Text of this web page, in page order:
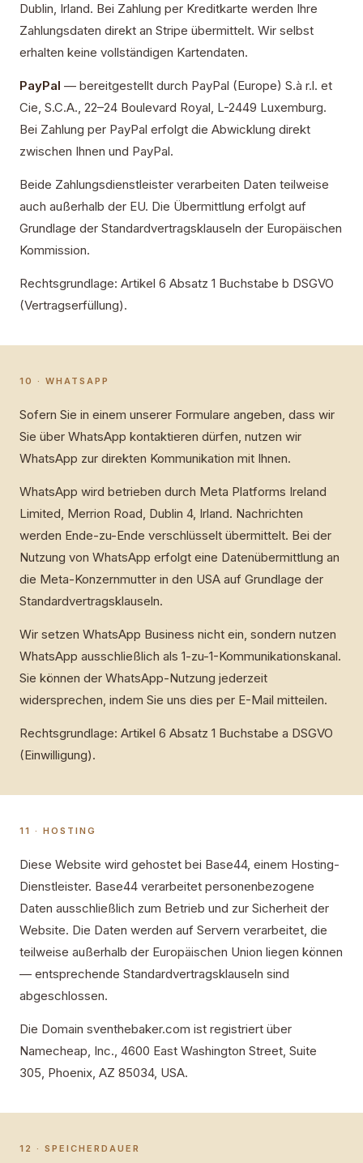
Dublin, Irland. Bei Zahlung per Kreditkarte werden Ihre
Zahlungsdaten direkt an Stripe übermittelt. Wir selbst
erhalten keine vollständigen Kartendaten.
PayPal — bereitgestellt durch PayPal (Europe) S.à r.l. et
Cie, S.C.A., 22–24 Boulevard Royal, L-2449 Luxemburg.
Bei Zahlung per PayPal erfolgt die Abwicklung direkt
zwischen Ihnen und PayPal.
Beide Zahlungsdienstleister verarbeiten Daten teilweise
auch außerhalb der EU. Die Übermittlung erfolgt auf
Grundlage der Standardvertragsklauseln der Europäischen
Kommission.
Rechtsgrundlage: Artikel 6 Absatz 1 Buchstabe b DSGVO
(Vertragserfüllung).
10 · WHATSAPP
Sofern Sie in einem unserer Formulare angeben, dass wir
Sie über WhatsApp kontaktieren dürfen, nutzen wir
WhatsApp zur direkten Kommunikation mit Ihnen.
WhatsApp wird betrieben durch Meta Platforms Ireland
Limited, Merrion Road, Dublin 4, Irland. Nachrichten
werden Ende-zu-Ende verschlüsselt übermittelt. Bei der
Nutzung von WhatsApp erfolgt eine Datenübermittlung an
die Meta-Konzernmutter in den USA auf Grundlage der
Standardvertragsklauseln.
Wir setzen WhatsApp Business nicht ein, sondern nutzen
WhatsApp ausschließlich als 1-zu-1-Kommunikationskanal.
Sie können der WhatsApp-Nutzung jederzeit
widersprechen, indem Sie uns dies per E-Mail mitteilen.
Rechtsgrundlage: Artikel 6 Absatz 1 Buchstabe a DSGVO
(Einwilligung).
11 · HOSTING
Diese Website wird gehostet bei Base44, einem Hosting-
Dienstleister. Base44 verarbeitet personenbezogene
Daten ausschließlich zum Betrieb und zur Sicherheit der
Website. Die Daten werden auf Servern verarbeitet, die
teilweise außerhalb der Europäischen Union liegen können
— entsprechende Standardvertragsklauseln sind
abgeschlossen.
Die Domain sventhebaker.com ist registriert über
Namecheap, Inc., 4600 East Washington Street, Suite
305, Phoenix, AZ 85034, USA.
12 · SPEICHERDAUER